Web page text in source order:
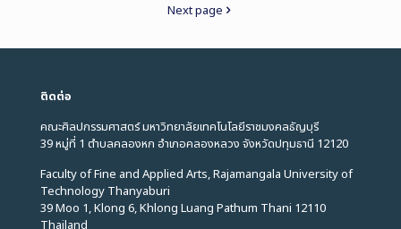
Next page
ติดต่อ
คณะศิลปกรรมศาสตร์ มหาวิทยาลัยเทคโนโลยีราชมงคลธัญบุรี
39 หมู่ที่ 1 ตำบลคลองหก อำเภอคลองหลวง จังหวัดปทุมธานี 12120
Faculty of Fine and Applied Arts, Rajamangala University of
Technology Thanyaburi
39 Moo 1, Klong 6, Khlong Luang Pathum Thani 12110
Thailand